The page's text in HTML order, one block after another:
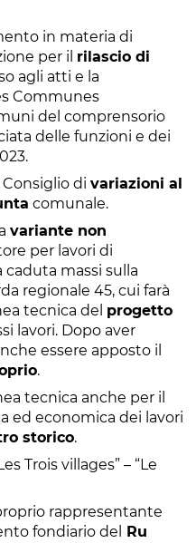
in materia di
per il rilascio di
agli atti e la
Communes
del comprensorio
delle funzioni e dei
di variazioni al
comunale.
variante non
per lavori di
massi sulla
regionale 45, cui farà
tecnica del progetto
lavori. Dopo aver
essere apposto il
.
tecnica anche per il
ed economica dei lavori
storico.
Trois villages” – “Le
rappresentante
fondiario del Ru